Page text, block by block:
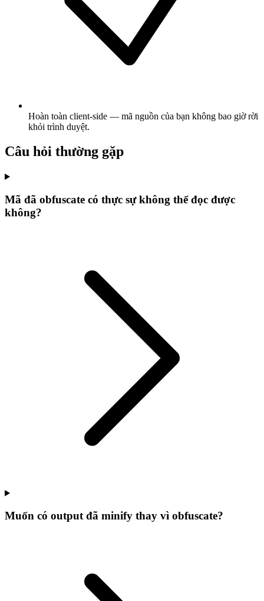
Hoàn toàn client-side — mã nguồn của bạn không bao giờ rời
khỏi trình duyệt.
Câu hỏi thường gặp
Mã đã obfuscate có thực sự không thể đọc được
không?
Muốn có output đã minify thay vì obfuscate?